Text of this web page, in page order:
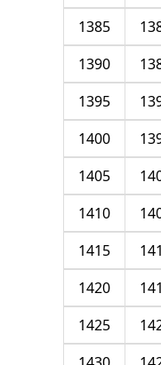
1385
1390
1395
1400
1405
1410
1415
1420
1425